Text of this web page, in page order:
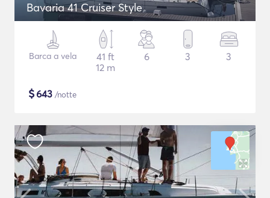
Bavaria 41 Cruiser Style
Barca a vela
41 ft
12 m
6 3 3
$643 /notte